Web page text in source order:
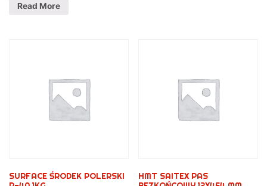
Read More
SURFACE ŚRODEK POLERSKI
HMT SAITEX PAS